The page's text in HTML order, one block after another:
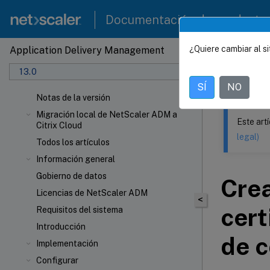
Documentación de
Application Delivery Management
13.0
Notas de la versión
Migración local de NetScaler ADM a
Citrix Cloud
Todos los artículos
Información general
Gobierno de datos
Licencias de NetScaler ADM
Requisitos del sistema
Introducción
Implementación
Configurar
Este
<
Este
legal)
de
¿Quiere cambiar al
SÍ NO